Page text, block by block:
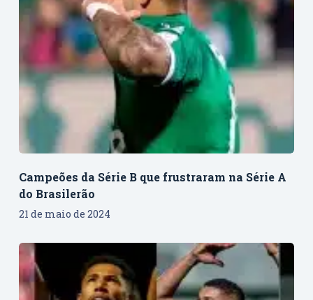
Campeões da Série B que frustraram na Série A
do Brasilerão
21 de maio de 2024